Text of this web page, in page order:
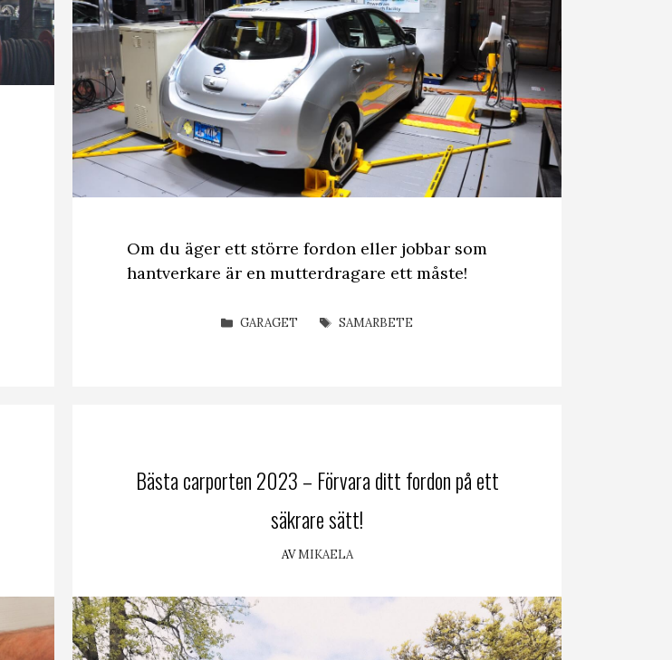
Om du äger ett större fordon eller jobbar som
hantverkare är en mutterdragare ett måste!
KATEGORIER
GARAGET ETIKETTER
SAMARBETE
Bästa carporten 2023 – Förvara ditt fordon på ett
säkrare sätt!
AVMIKAELA